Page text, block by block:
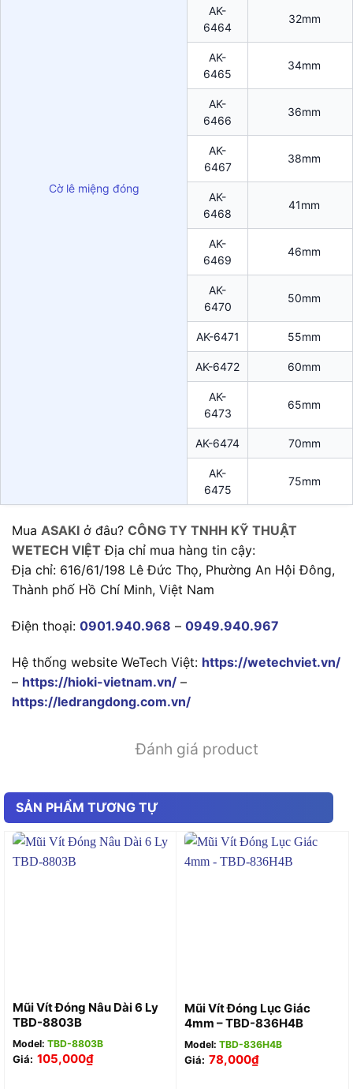
Cờ lê miệng đóng
AK-
6464
32mm
AK-
6465
34mm
AK-
6466
36mm
AK-
6467
38mm
AK-
6468
41mm
AK-
6469
46mm
AK-
6470
50mm
AK-6471 55mm
AK-6472 60mm
AK-
6473
65mm
AK-6474 70mm
AK-
6475
75mm
Mua ASAKI ở đâu? CÔNG TY TNHH KỸ THUẬT
WETECH VIỆT Địa chỉ mua hàng tin cậy:
Địa chỉ: 616/61/198 Lê Đức Thọ, Phường An Hội Đông,
Thành phố Hồ Chí Minh, Việt Nam
Điện thoại: 0901.940.968 – 0949.940.967
Hệ thống website WeTech Việt: https://wetechviet.vn/
– https://hioki-vietnam.vn/ –
https://ledrangdong.com.vn/
Đánh giá product
SẢN PHẨM TƯƠNG TỰ
Mũi Vít Đóng Nâu Dài 6 Ly
TBD-8803B
Model: TBD-8803B
Giá: 105,000₫
Mũi Vít Đóng Lục Giác
4mm – TBD-836H4B
Model: TBD-836H4B
Giá: 78,000₫